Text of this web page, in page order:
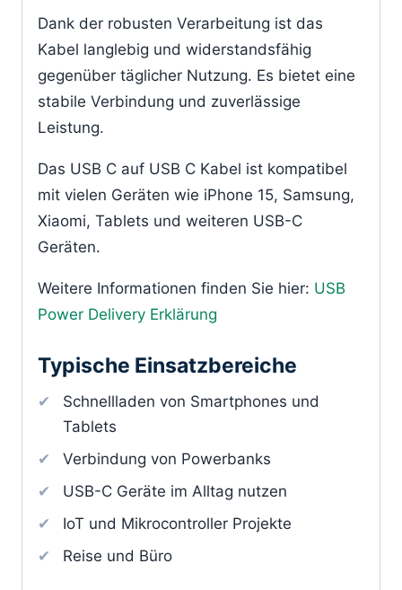
Dank der robusten Verarbeitung ist das
Kabel langlebig und widerstandsfähig
gegenüber täglicher Nutzung. Es bietet eine
stabile Verbindung und zuverlässige
Leistung.
Das USB C auf USB C Kabel ist kompatibel
mit vielen Geräten wie iPhone 15, Samsung,
Xiaomi, Tablets und weiteren USB-C
Geräten.
Weitere Informationen finden Sie hier: USB
Power Delivery Erklärung
Typische Einsatzbereiche
Schnellladen von Smartphones und
Tablets
Verbindung von Powerbanks
USB-C Geräte im Alltag nutzen
IoT und Mikrocontroller Projekte
Reise und Büro